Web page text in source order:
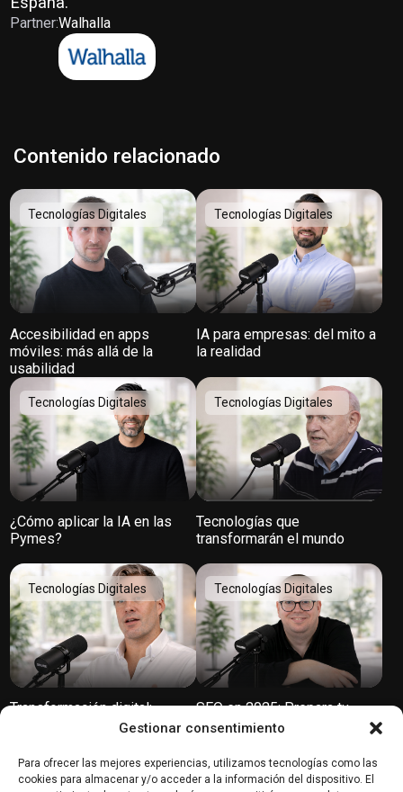
Gestionar consentimiento
Para ofrecer las mejores experiencias, utilizamos tecnologías como las
cookies para almacenar y/o acceder a la información del dispositivo. El
Partner:Walhalla
Contenido relacionado
Tecnologías Digitales
Accesibilidad en apps
móviles: más allá de la
usabilidad
Tecnologías Digitales
IA para empresas: del mito a
la realidad
Tecnologías Digitales
¿Cómo aplicar la IA en las
Pymes?
Tecnologías Digitales
Tecnologías que
transformarán el mundo
Tecnologías Digitales
Transformación digital:
Innovación, cultura y
Tecnologías Digitales
SEO en 2025: Prepara tu
negocio para el futuro
Tecnologías Digitales Tecnologías Digitales